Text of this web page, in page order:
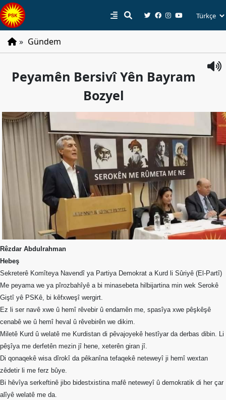
Tarihçe
Parti
Tüzüğü
YÖNETIM
Başkan
Başkan
Yardımcıları
Merkez
Yönetim
Kurulu
Kadın
Parti
Meclisi
İl
Örgütleri
Gençlik
Kolları
GÜNDEM
» Gündem
Peyamên Bersivî Yên Bayram
Bozyel
Rêzdar Abdulrahman
Hebeş
Sekreterê Komîteya Navendî ya Partiya Demokrat a Kurd li Sûriyê (El-Partî)
Me peyama we ya pîrozbahîyê a bi minasebeta hilbijartina min wek Serokê
Giştî yê PSKê, bi kêfxweşî wergirt.
Ez li ser navê xwe û hemî rêvebir û endamên me, spasîya xwe pêşkêşê
cenabê we û hemî heval û rêvebirên we dikim.
Miletê Kurd û welatê me Kurdistan di pêvajoyekê hestîyar da derbas dibin. Li
pêşîya me derfetên mezin jî hene, xeterên giran jî.
Di qonaqekê wisa dîrokî da pêkanîna tefaqekê neteweyî ji hemî wextan
zêdetir li me ferz bûye.
Bi hêvîya serkeftinê jibo bidestxistina mafê neteweyî û demokratik di her çar
alîyê welatê me da.